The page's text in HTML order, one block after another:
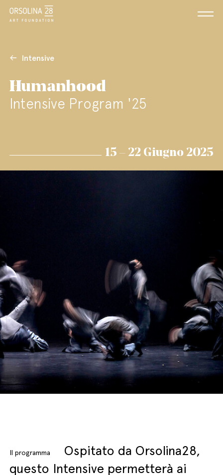
EnglishItaliano
Intensive
Humanhood
Intensive Program '25
15 – 22 Giugno 2025
Il programma
Ospitato da Orsolina28,
questo Intensive permetterà ai